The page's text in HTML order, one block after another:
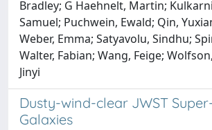
Bradley; G Haehnelt, Martin;
Samuel; Puchwein, Ewald; Qin,
Weber, Emma; Satyavolu, Sindhu;
Walter, Fabian; Wang, Feige;
Jinyi
Dusty-wind-clear JWST
Galaxies